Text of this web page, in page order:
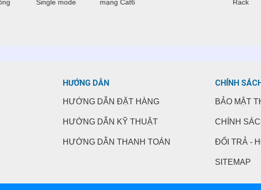
Single mode
mạng Cat6
Rack
HƯỚNG DẪN
HƯỚNG DẪN ĐẶT HÀNG
HƯỚNG DẪN KỸ THUẬT
HƯỚNG DẪN THANH TOÁN
CHÍNH
BẢO MẬT
CHÍNH
ĐỔI TRẢ -
SITEMAP